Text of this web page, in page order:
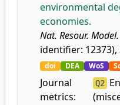
environmental
economies.
Nat. Resour. Model.
identifier: 12373),
doi DEA WoS
Journal
metrics:
Q2